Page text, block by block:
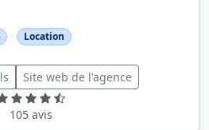
Location
Site web de l'agence
105 avis